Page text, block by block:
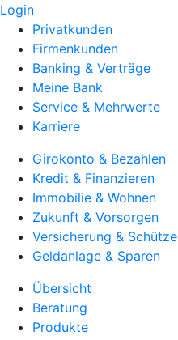
Login
Privatkunden
Firmenkunden
Banking & Verträge
Meine Bank
Service & Mehrwerte
Karriere
Girokonto & Bezahlen
Kredit & Finanzieren
Immobilie & Wohnen
Zukunft & Vorsorgen
Versicherung &
Geldanlage & Sparen
Übersicht
Beratung
Produkte